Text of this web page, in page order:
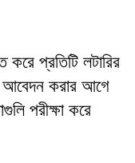
প্রতিটি লটারির
আবেদন করার আগে
পরীক্ষা করে